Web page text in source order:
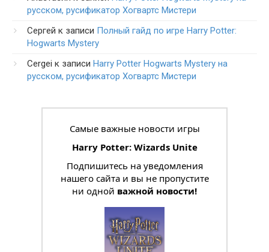
русском, русификатор Хогвартс Мистери
Сергей к записи Полный гайд по игре Harry Potter:
Hogwarts Mystery
Cergei к записи Harry Potter Hogwarts Mystery на
русском, русификатор Хогвартс Мистери
Самые важные новости игры
Harry Potter: Wizards Unite
Подпишитесь на уведомления
нашего сайта и вы не пропустите
ни одной важной новости!